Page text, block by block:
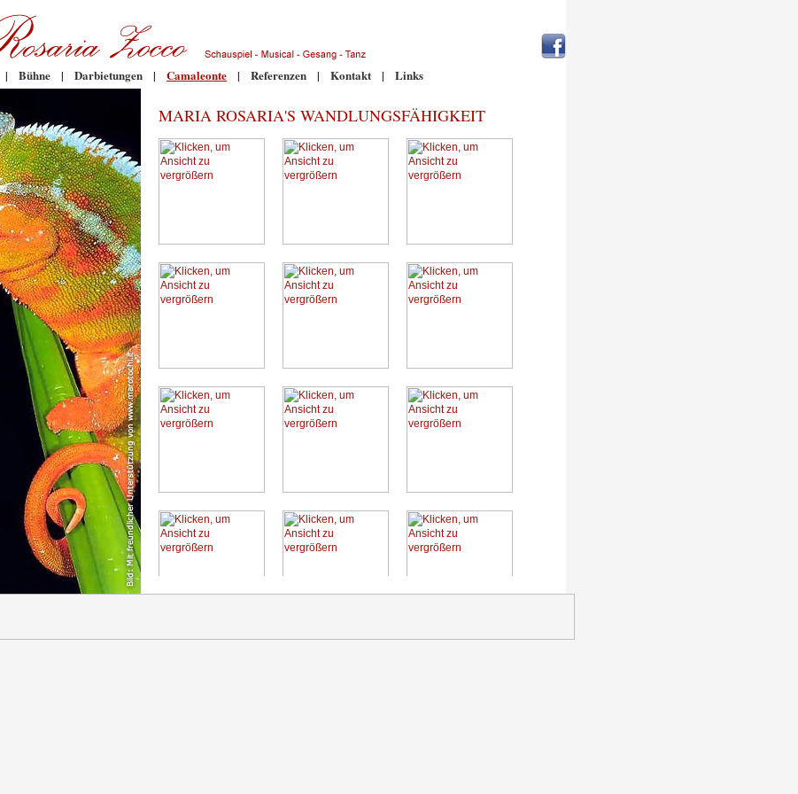
| Bühne | Darbietungen | Camaleonte | Referenzen | Kontakt | Links
MARIA ROSARIA'S WANDLUNGSFÄHIGKEIT